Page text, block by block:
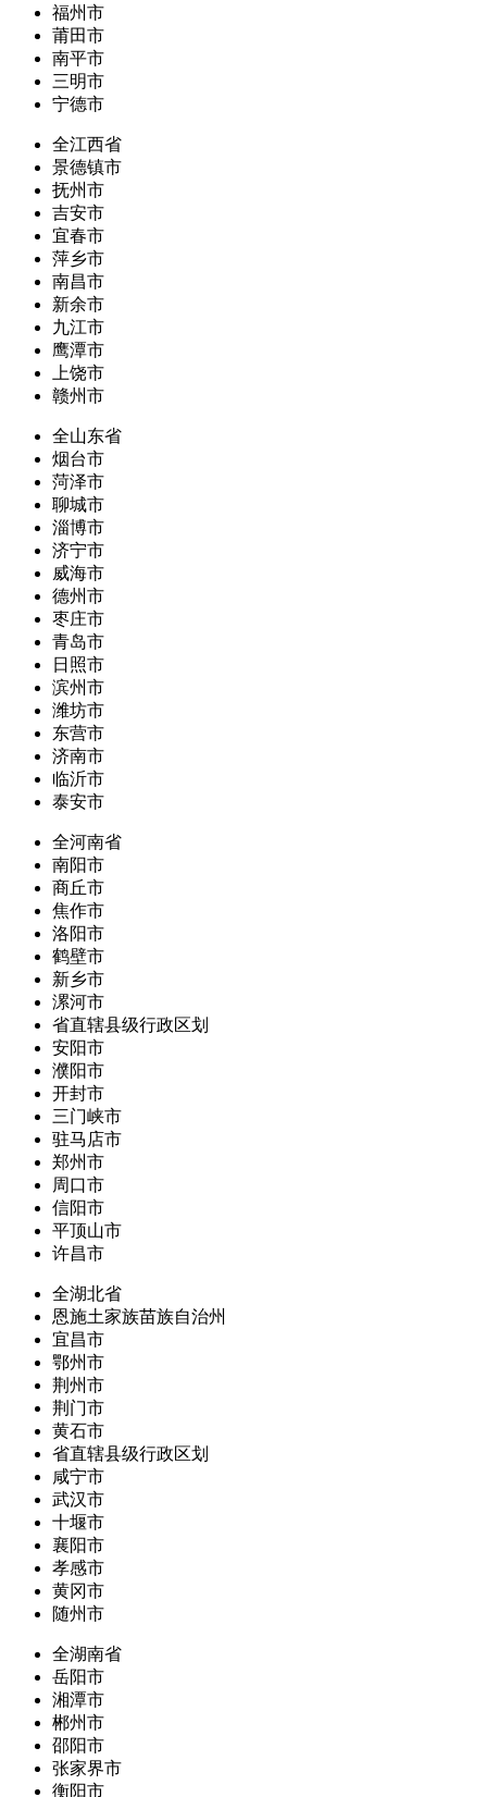
福州市
莆田市
南平市
三明市
宁德市
全江西省
景德镇市
抚州市
吉安市
宜春市
萍乡市
南昌市
新余市
九江市
鹰潭市
上饶市
赣州市
全山东省
烟台市
菏泽市
聊城市
淄博市
济宁市
威海市
德州市
枣庄市
青岛市
日照市
滨州市
潍坊市
东营市
济南市
临沂市
泰安市
全河南省
南阳市
商丘市
焦作市
洛阳市
鹤壁市
新乡市
漯河市
省直辖县级行政区划
安阳市
濮阳市
开封市
三门峡市
驻马店市
郑州市
周口市
信阳市
平顶山市
许昌市
全湖北省
恩施土家族苗族自治州
宜昌市
鄂州市
荆州市
荆门市
黄石市
省直辖县级行政区划
咸宁市
武汉市
十堰市
襄阳市
孝感市
黄冈市
随州市
全湖南省
岳阳市
湘潭市
郴州市
邵阳市
张家界市
衡阳市